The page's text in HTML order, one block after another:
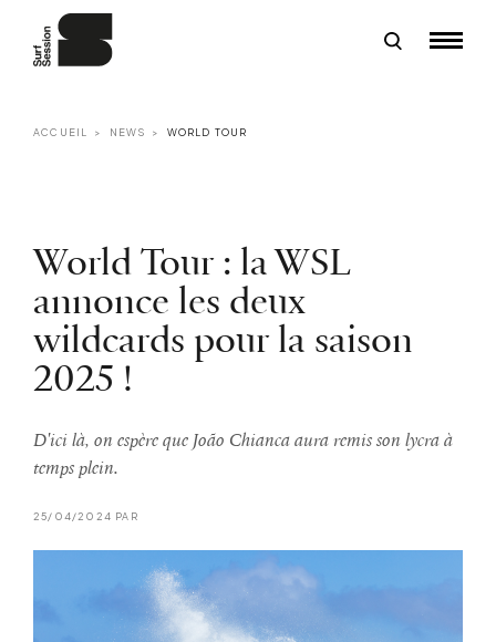
ACCUEIL NEWS WORLD TOUR
World Tour : la WSL
annonce les deux
wildcards pour la saison
2025 !
D'ici là, on espère que João Chianca aura remis son lycra à
temps plein.
25/04/2024 PAR